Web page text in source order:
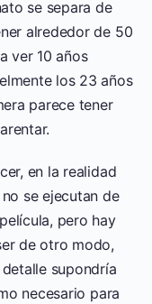
se separa de
alrededor de 50
ver 10 años
los 23 años
parece tener
en la realidad
se ejecutan de
pero hay
de otro modo,
supondría
necesario para